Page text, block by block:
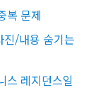
복 문제
진/내용 숨기는
스 레지던스일